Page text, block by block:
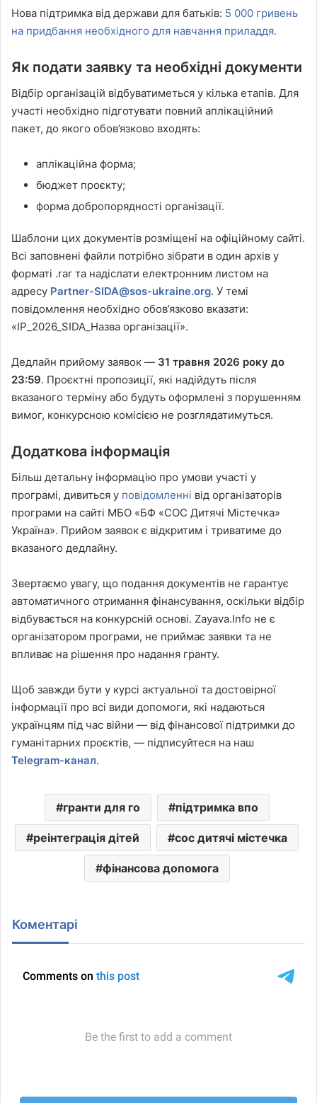
Нова підтримка від держави для батьків: 5 000 гривень
на придбання необхідного для навчання приладдя.
Як подати заявку та необхідні документи
Відбір організацій відбуватиметься у кілька етапів. Для
участі необхідно підготувати повний аплікаційний
пакет, до якого обов’язково входять:
аплікаційна форма;
бюджет проєкту;
форма добропорядності організації.
Шаблони цих документів розміщені на офіційному сайті.
Всі заповнені файли потрібно зібрати в один архів у
форматі .rar та надіслати електронним листом на
адресу Partner-SIDA@sos-ukraine.org. У темі
повідомлення необхідно обов’язково вказати:
«IP_2026_SIDA_Назва організації».
Дедлайн прийому заявок — 31 травня 2026 року до
23:59. Проєктні пропозиції, які надійдуть після
вказаного терміну або будуть оформлені з порушенням
вимог, конкурсною комісією не розглядатимуться.
Додаткова інформація
Більш детальну інформацію про умови участі у
програмі, дивиться у повідомленні від організаторів
програми на сайті МБО «БФ «СОС Дитячі Містечка»
Україна». Прийом заявок є відкритим і триватиме до
вказаного дедлайну.
Звертаємо увагу, що подання документів не гарантує
автоматичного отримання фінансування, оскільки відбір
відбувається на конкурсній основі. Zayava.Info не є
організатором програми, не приймає заявки та не
впливає на рішення про надання гранту.
Щоб завжди бути у курсі актуальної та достовірної
інформації про всі види допомоги, які надаються
українцям під час війни — від фінансової підтримки до
гуманітарних проєктів, — підписуйтеся на наш
Telegram-канал.
гранти для го підтримка впо
реінтеграція дітей сос дитячі містечка
фінансова допомога
Коментарі